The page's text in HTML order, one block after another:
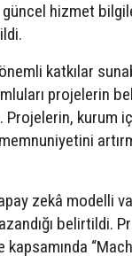
hizmet
katkılar
projelerin
Projelerin, kurum
zekâ modelli
belirtildi.